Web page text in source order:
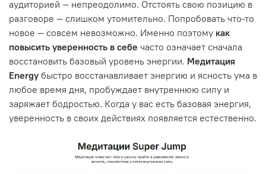
аудиторией — непреодолимо. Отстоять свою позицию в
разговоре — слишком утомительно. Попробовать что-то
новое — совсем невозможно. Именно поэтому как
повысить уверенность в себе часто означает сначала
восстановить базовый уровень энергии. Медитация
Energy быстро восстанавливает энергию и ясность ума в
любое время дня, пробуждает внутреннюю силу и
заряжает бодростью. Когда у вас есть базовая энергия,
уверенность в своих действиях появляется естественно.